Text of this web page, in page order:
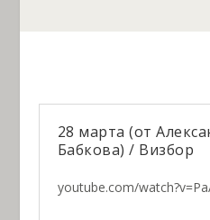
28 марта (от
Бабкова) / Визбор
youtube.com/